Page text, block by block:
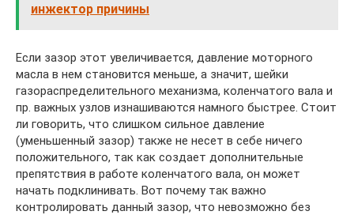
инжектор причины
Если зазор этот увеличивается, давление моторного
масла в нем становится меньше, а значит, шейки
газораспределительного механизма, коленчатого вала и
пр. важных узлов изнашиваются намного быстрее. Стоит
ли говорить, что слишком сильное давление
(уменьшенный зазор) также не несет в себе ничего
положительного, так как создает дополнительные
препятствия в работе коленчатого вала, он может
начать подклинивать. Вот почему так важно
контролировать данный зазор, что невозможно без